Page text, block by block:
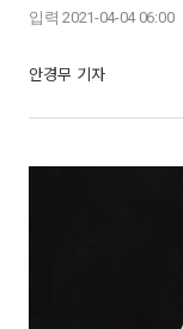
입력 2021-04-04 06:00
안경무 기자